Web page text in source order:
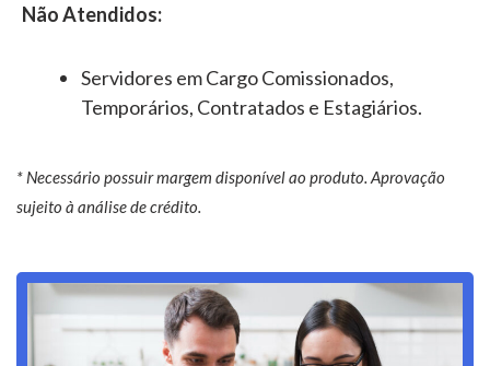
Não Atendidos:
Servidores em Cargo Comissionados,
Temporários, Contratados e Estagiários.
* Necessário possuir margem disponível ao produto. Aprovação
sujeito à análise de crédito.